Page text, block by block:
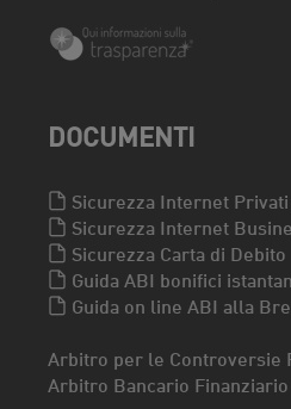
DOCUMENTI
Sicurezza Internet Privati
Sicurezza Internet
Sicurezza Carta di Debito
Guida ABI bonifici
Guida on line ABI alla
Arbitro per le Controversie
Arbitro Bancario Finanziario